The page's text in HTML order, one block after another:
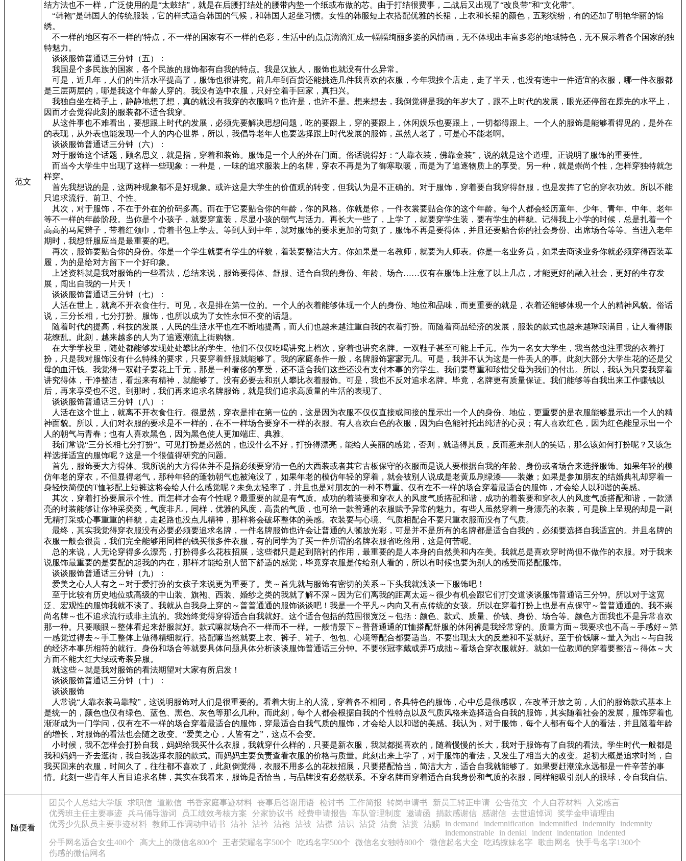
范文
结方法也不一样，广泛使用的是“太鼓结”，就是在后腰打结处的腰带内垫一个纸或布做的芯。由于打结很费事，二战后又出现了“改良带”和“文化带”。
“韩袍”是韩国人的传统服装，它的样式适合韩国的气候，和韩国人起坐习惯。女性的韩服短上衣搭配优雅的长裙，上衣和长裙的颜色，五彩缤纷，有的还加了明艳华丽的锦
绣。
不一样的地区有不一样的'特点，不一样的国家有不一样的色彩，生活中的点点滴滴汇成一幅幅绚丽多姿的风情画，无不体现出丰富多彩的地域特色，无不展示着各个国家的独
特魅力。
谈谈服饰普通话三分钟（五）：
我国是个多民族的国家，各个民族的服饰都有自我的特点。我是汉族人，服饰也就没有什么异常。
可是，近几年，人们的生活水平提高了，服饰也很讲究。前几年到百货还能挑选几件我喜欢的衣服，今年我挨个店走，走了半天，也没有选中一件适宜的衣服，哪一件衣服都
是三层两层的，哪是我这个年龄人穿的。我没有选中衣服，只好空着手回家，真扫兴。
我独自坐在椅子上，静静地想了想，真的就没有我穿的衣服吗？也许是，也许不是。想来想去，我倒觉得是我的年岁大了，跟不上时代的发展，眼光还停留在原先的水平上，
因而才会觉得此刻的服装都不适合我穿。
从这件事也不难看出，要想跟上时代的发展，必须先要解决思想问题，吃的要跟上，穿的要跟上，休闲娱乐也要跟上，一切都得跟上。一个人的服饰是能够看得见的，是外在
的表现，从外表也能发现一个人的内心世界，所以，我倡导老年人也要选择跟上时代发展的服饰，虽然人老了，可是心不能老啊。
谈谈服饰普通话三分钟（六）：
对于服饰这个话题，顾名思义，就是指，穿着和装饰。服饰是一个人的外在门面。俗话说得好：“人靠衣装，佛靠金装”，说的就是这个道理。正说明了服饰的重要性。
而当今大学生中出现了这样一些现象：一种是，一味的追求服装上的名牌，穿衣不再是为了御寒取暖，而是为了追逐物质上的享受。另一种，就是崇尚个性，怎样穿独特就怎
样穿。
首先我想说的是，这两种现象都不是好现象。或许这是大学生的价值观的转变，但我认为是不正确的。对于服饰，穿着要自我穿得舒服，也是发挥了它的穿衣功效。所以不能
只追求流行、前卫、个性。
其次，对于服饰，不在于外在的价码多高。而在于它要贴合你的年龄，你的风格。你就是你，一件衣裳要贴合你的这个年龄。每个人都会经历童年、少年、青年、中年、老年
等不一样的年龄阶段。当你是个小孩子，就要穿童装，尽显小孩的朝气与活力。再长大一些了，上学了，就要穿学生装，要有学生的样貌。记得我上小学的时候，总是扎着一个
高高的马尾辫子，带着红领巾，背着书包上学去。等到人到中年，就对服饰的要求更加的苛刻了，服饰不再是要得体，并且还要贴合你的社会身份、出席场合等等。当进入老年
期时，我想舒服应当是最重要的吧。
再次，服饰要贴合你的身份。你是一个学生就要有学生的样貌，着装要整洁大方。你如果是一名教师，就要为人师表。你是一名业务员，如果去商谈业务你就必须穿得西装革
履，为的是给对方留下一个好印象。
上述资料就是我对服饰的一些看法，总结来说，服饰要得体、舒服、适合自我的身份、年龄、场合……仅有在服饰上注意了以上几点，才能更好的融入社会，更好的生存发
展，闯出自我的一片天！
谈谈服饰普通话三分钟（七）：
人活在世上，就离不开衣食住行。可见，衣是排在第一位的。一个人的衣着能够体现一个人的身份、地位和品味，而更重要的就是，衣着还能够体现一个人的精神风貌。俗话
说，三分长相，七分打扮。服饰，也所以成为了女性永恒不变的话题。
随着时代的提高，科技的发展，人民的生活水平也在不断地提高，而人们也越来越注重自我的衣着打扮。而随着商品经济的发展，服装的款式也越来越琳琅满目，让人看得眼
花缭乱。此刻，越来越多的人为了追逐潮流上街购物。
在大学学校里，随处都能够发现处处攀比的学生。他们不仅仅吃喝讲究上档次，穿着也讲究名牌。一双鞋子甚至可能上千元。作为一名女大学生，我当然也注重我的衣着打
扮，只是我对服饰没有什么特殊的要求，只要穿着舒服就能够了。我的家庭条件一般，名牌服饰寥寥无几。可是，我并不认为这是一件丢人的事。此刻大部分大学生花的还是父
母的血汗钱。我觉得一双鞋子要花上千元，那是一种奢侈的享受，还不适合我们这些还没有支付本事的穷学生。我们要尊重和珍惜父母为我们的付出。所以，我认为只要我穿着
讲究得体，干净整洁，看起来有精神，就能够了。没有必要去和别人攀比衣着服饰。可是，我也不反对追求名牌。毕竟，名牌更有质量保证。我们能够等自我出来工作赚钱以
后，再来享受也不迟。到那时，我们再来追求名牌服饰，就是我们追求高质量的生活的表现了。
谈谈服饰普通话三分钟（八）：
人活在这个世上，就离不开衣食住行。很显然，穿衣是排在第一位的，这是因为衣服不仅仅直接或间接的显示出一个人的身份、地位，更重要的是衣服能够显示出一个人的精
神面貌。所以，人们对衣服的要求是不一样的，在不一样场合要穿不一样的衣服。有人喜欢白色的衣服，因为白色能衬托出纯洁的心灵；有人喜欢红色，因为红色能显示出一个
人的朝气与青春；也有人喜欢黑色，因为黑色使人更加端庄、典雅。
我们常说“三分长相七分打扮”。可见打扮是必然的，也没什么不好，打扮得漂亮，能给人美丽的感觉，否则，就适得其反，反而惹来别人的笑话，那么该如何打扮呢？又该怎
样选择适宜的服饰呢？这是一个很值得研究的问题。
首先，服饰要大方得体。我所说的大方得体并不是指必须要穿清一色的大西装或者其它古板保守的衣服而是说人要根据自我的年龄、身份或者场合来选择服饰。如果年轻的模
仿年老的穿衣，不但显得老气，那种年轻的蓬勃朝气也被淹没了，如果年老的模仿年轻的穿着，就会被别人说成是老黄瓜刷绿漆——装嫩；如果是参加朋友的结婚典礼却穿着一
身轻快简便的T恤衫配上短裤这将会给人什么感觉呢？未免太轻率了，并且也是对朋友的一种不尊重。仅有在不一样的场合穿着最适合的服饰，才会给人以和谐的美感。
其次，穿着打扮要展示个性。而怎样才会有个性呢？最重要的就是有气质。成功的着装要和穿衣人的风度气质搭配和谐，成功的着装要和穿衣人的风度气质搭配和谐，一款漂
亮的时装能够让你神采奕奕，气度非凡，同样，优雅的风度，高贵的气质，也可给一款普通的衣服赋予异常的魅力。有些人虽然穿着一身漂亮的衣装，可是脸上呈现的却是一副
无精打采或心事重重的样貌，走起路也没点儿精神，那样将会破坏整体的美感。衣装要与心境、气质相配合不要只重衣服而没有了气质。
最终，其实我觉得穿衣服没有必要必须要追求名牌，一件名牌服饰也许会让普通的人顿放光彩，可是并不是所有的名牌都是适合自我的，必须要选择自我适宜的。并且名牌的
衣服一般会很贵，我们完全能够用同样的钱买很多件衣服，有的同学为了买一件所谓的名牌衣服省吃俭用，这是何苦呢。
总的来说，人无论穿得多么漂亮，打扮得多么花枝招展，这些都只是起到陪衬的作用，最重要的是人本身的自然美和内在美。我就总是喜欢穿时尚但不做作的衣服。对于我来
说服饰最重要的是要配的起我的内在，那样才能给别人留下舒适的感觉，毕竟穿衣服是传给别人看的，所以有时候也要为别人的感受而搭配服饰。
谈谈服饰普通话三分钟（九）：
爱美之心人人有之～对于爱打扮的女孩子来说更为重要了。美～首先就与服饰有密切的关系～下头我就浅谈一下服饰吧！
至于比较有历史地位或高级的中山装、旗袍、西装、婚纱之类的我就了解不深～因为它们离我的距离太远～很少有机会跟它们打交道谈谈服饰普通话三分钟。所以对于这宽
泛、宏观性的服饰我就不谈了。我就从自我身上穿的～普普通通的服饰谈谈吧！我是一个平凡～内向又有点传统的女孩。所以在穿着打扮上也是有点保守～普普通通的。我不崇
尚名牌～也不追求流行或非主流的。我始终觉得穿得适合自我就好。这个适合包括的范围很宽泛～包括：颜色、款式、质量、价钱、身份、场合等。颜色方面我也不是异常喜欢
那一种。只要顺眼～整体看起来舒服就好。款式嘛就场合不一样而不一样。一般情景下～普普通通的T恤搭配舒服的休闲裤是我经常穿的。质量方面～我要求也不高～手感好～第
一感觉过得去～手工整体上做得精细就行。搭配嘛当然就要上衣、裤子、鞋子、包包、心境等配合都要适当。不要出现太大的反差和不妥就好。至于价钱嘛～量入为出～与自我
的经济本事所相符的就行。身份和场合等就要具体问题具体分析谈谈服饰普通话三分钟。不要张冠李戴或弄巧成拙～看场合穿衣服就好。就如一位教师的穿着要整洁～得体～大
方而不能大红大绿或奇装异服。
就这些～就是我对服饰的看法期望对大家有所启发！
谈谈服饰普通话三分钟（十）：
谈谈服饰
人常说“人靠衣装马靠鞍”，这说明服饰对人们是很重要的。看着大街上的人流，穿着各不相同，各具特色的服饰，心中总是很感叹，在改革开放之前，人们的服饰款式基本上
是统一的，颜色也仅有绿色、蓝色、黑色、灰色等那么几种。而此刻，每个人都会根据自我的个性特点以及气质风格来选择适合自我的服饰，其实随着社会的发展，服饰穿着也
渐渐成为一门学问，仅有在不一样的场合穿着最适合的服饰，穿最适合自我气质的服饰，才会给人以和谐的美感。我认为，对于服饰，每个人都有每个人的看法，并且随着年龄
的增长，对服饰的看法也会随之改变。“爱美之心，人皆有之”，这点不会变。
小时候，我不怎样会打扮自我，妈妈给我买什么衣服，我就穿什么样的，只要是新衣服，我就都挺喜欢的，随着慢慢的长大，我对于服饰有了自我的看法。学生时代一般都是
我和妈妈一齐去逛街，我自我选择衣服的款式。而妈妈主要负责查看衣服的价格与质量。此刻出来上学了，对于服饰的看法，又发生了相当大的改变。起初大概是追求时尚，自
我买回来的衣服，时间久了，往往都不喜欢了，此刻倒觉得，衣服不用多么的花枝招展，只要搭配恰当，简洁大方，适合自我就能够了。如果要赶潮流永远都是一件辛苦的事
情。此刻一些青年人盲目追求名牌，其实在我看来，服饰是否恰当，与品牌没有必然联系。不穿名牌而穿着适合自我身份和气质的衣服，同样能吸引别人的眼球，令自我自信。
随便看
团员个人总结大学版 求职信 道歉信 书香家庭事迹材料 丧事后答谢用语 检讨书 工作简报 转岗申请书 新员工转正申请 公告范文 个人自荐材料
入党感言
优秀班主任主要事迹
兵马俑导游词 员工绩效考核方案 分家协议书 经费申请报告 车队管理制度 邀请函 捐款感谢信 感谢信 去世追悼词
奖学金申请理由
优秀少先队员主要事迹材料
教师工作调动申请书 沾补 沾衿 沾袍 沾被 沾襟 沾识 沾贷 沾赉 沾赏 沾赐 in demand indemnification indemnified indemnify
indemnity
indemonstrable
in denial indent indentation
indented
分手网名适合女生400个
高大上的微信名800个 王者荣耀名字500个 吃鸡名字500个 微信名女独特800个 微信起名大全 吃鸡撩妹名字 歌曲网名
快手号名字1300个
伤感的微信网名